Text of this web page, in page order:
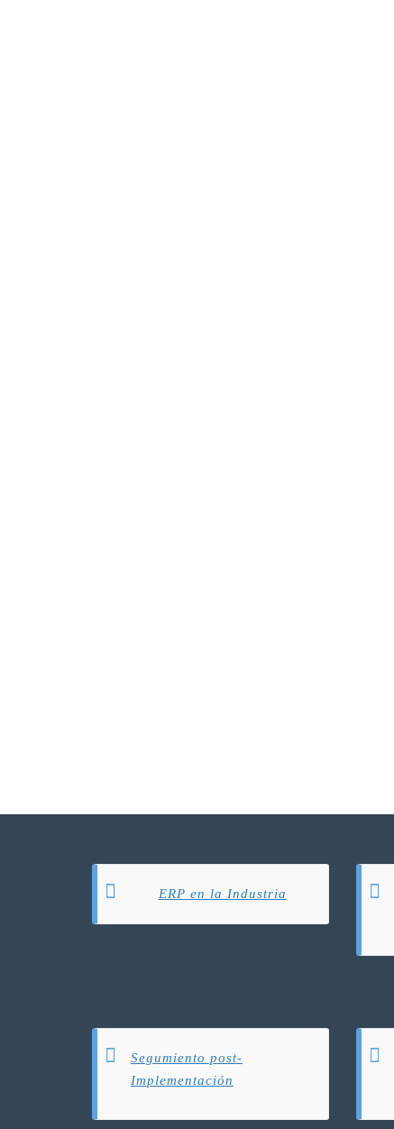
ERP en la Industria
Segumiento post-
Implementación